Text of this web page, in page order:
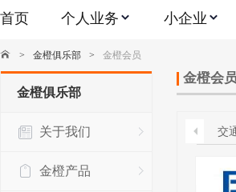
关于加强代理贵金属业务风险防范的提示
关于进一步加强代理贵金属业务风险防范的提示
关于平安银行电子版信用卡更名为平安银行数字
首页 个人业务 小企业
> 金橙俱乐部 > 金橙会员
金橙俱乐部
关于我们
金橙产品
金橙会员
交